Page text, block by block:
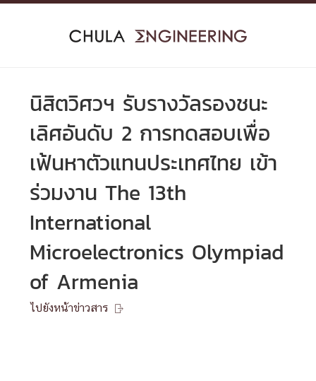
Skip
นิสิตวิศวฯ รับรางวัลรองชนะ
เลิศอันดับ 2 การทดสอบเพื่อ
เฟ้นหาตัวแทนประเทศไทย เข้า
ร่วมงาน The 13th
International
Microelectronics Olympiad
of Armenia
ไปยังหน้าข่าวสาร 